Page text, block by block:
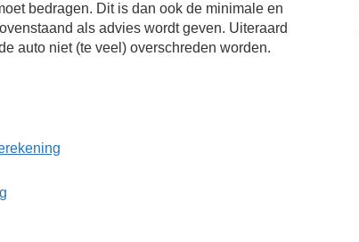
bedragen. Dit is dan ook de minimale en
als advies wordt geven. Uiteraard
auto niet (te veel) overschreden worden.